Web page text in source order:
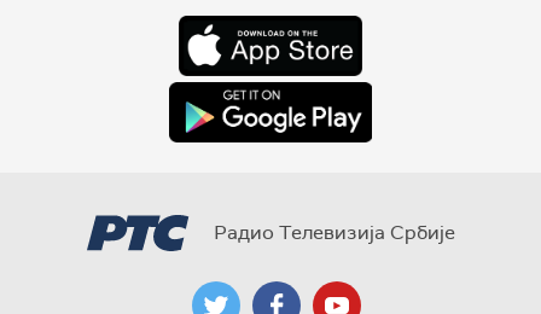
Радио Телевизија Србије